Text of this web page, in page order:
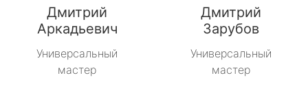
Дмитрий
Аркадьевич
Универсальный
мастер
Дмитрий
Зарубов
Универсальный
мастер